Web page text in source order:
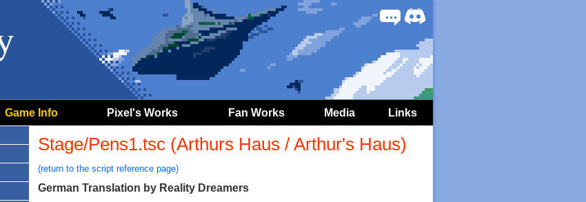
Game Info Pixel's Works Fan Works Media Links
Stage/Pens1.tsc (Arthurs Haus / Arthur's Haus)
(return to the script reference page)
German Translation by Reality Dreamers